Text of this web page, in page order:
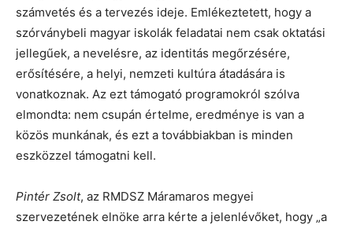
számvetés és a tervezés ideje. Emlékeztetett, hogy a
szórványbeli magyar iskolák feladatai nem csak oktatási
jellegűek, a nevelésre, az identitás megőrzésére,
erősítésére, a helyi, nemzeti kultúra átadására is
vonatkoznak. Az ezt támogató programokról szólva
elmondta: nem csupán értelme, eredménye is van a
közös munkának, és ezt a továbbiakban is minden
eszközzel támogatni kell.
Pintér Zsolt, az RMDSZ Máramaros megyei
szervezetének elnöke arra kérte a jelenlévőket, hogy „a